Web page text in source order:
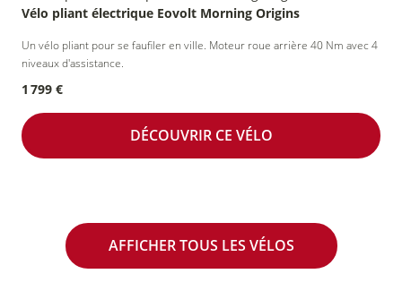
Vélo pliant électrique Eovolt Morning Origins
Un vélo pliant pour se faufiler en ville. Moteur roue arrière 40 Nm avec 4
niveaux d'assistance.
1 799 €
DÉCOUVRIR CE VÉLO
AFFICHER TOUS LES VÉLOS